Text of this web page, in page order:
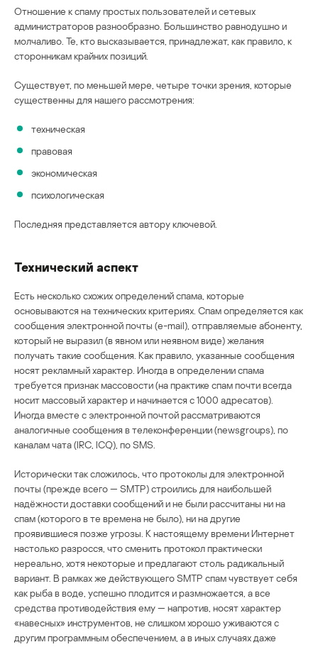
Отношение к спаму простых пользователей и сетевых
администраторов разнообразно. Большинство равнодушно и
молчаливо. Те, кто высказывается, принадлежат, как правило, к
сторонникам крайних позиций.
Существует, по меньшей мере, четыре точки зрения, которые
существенны для нашего рассмотрения:
техническая
правовая
экономическая
психологическая
Последняя представляется автору ключевой.
Технический аспект
Есть несколько схожих определений спама, которые
основываются на технических критериях. Спам определяется как
сообщения электронной почты (e-mail), отправляемые абоненту,
который не выразил (в явном или неявном виде) желания
получать такие сообщения. Как правило, указанные сообщения
носят рекламный характер. Иногда в определении спама
требуется признак массовости (на практике спам почти всегда
носит массовый характер и начинается с 1000 адресатов).
Иногда вместе с электронной почтой рассматриваются
аналогичные сообщения в телеконференции (newsgroups), по
каналам чата (IRC, ICQ), по SMS.
Исторически так сложилось, что протоколы для электронной
почты (прежде всего — SMTP) строились для наибольшей
надёжности доставки сообщений и не были рассчитаны ни на
спам (которого в те времена не было), ни на другие
проявившиеся позже угрозы. К настоящему времени Интернет
настолько разросся, что сменить протокол практически
нереально, хотя некоторые и предлагают столь радикальный
вариант. В рамках же действующего SMTP спам чувствует себя
как рыба в воде, успешно плодится и размножается, а все
средства противодействия ему — напротив, носят характер
«навесных» инструментов, не слишком хорошо уживаются с
другим программным обеспечением, а в иных случаях даже